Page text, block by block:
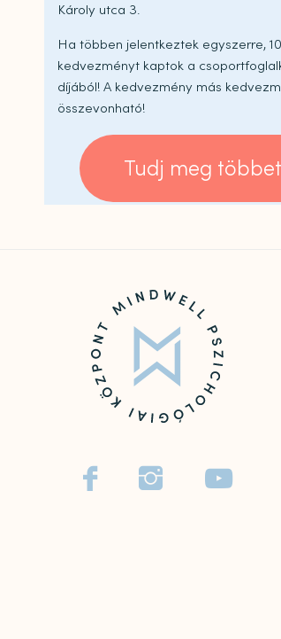
Károly utca 3.
Ha többen jelentkeztek egyszerre,
kedvezményt kaptok a
díjából! A kedvezmény más
összevonható!
Tudj meg
  